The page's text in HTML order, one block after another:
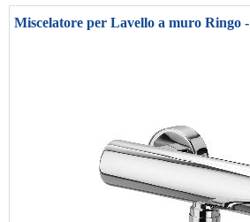
Miscelatore per Lavello a muro Ringo